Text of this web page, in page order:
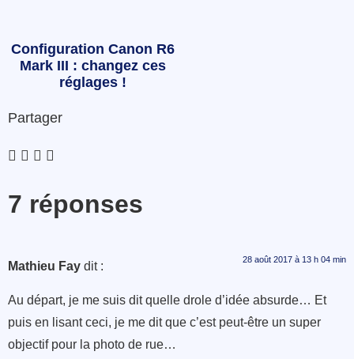
Configuration Canon R6
Mark III : changez ces
réglages !
Partager
7 réponses
Mathieu Fay dit : 28 août 2017 à 13 h 04 min
Au départ, je me suis dit quelle drole d’idée absurde… Et
puis en lisant ceci, je me dit que c’est peut-être un super
objectif pour la photo de rue…